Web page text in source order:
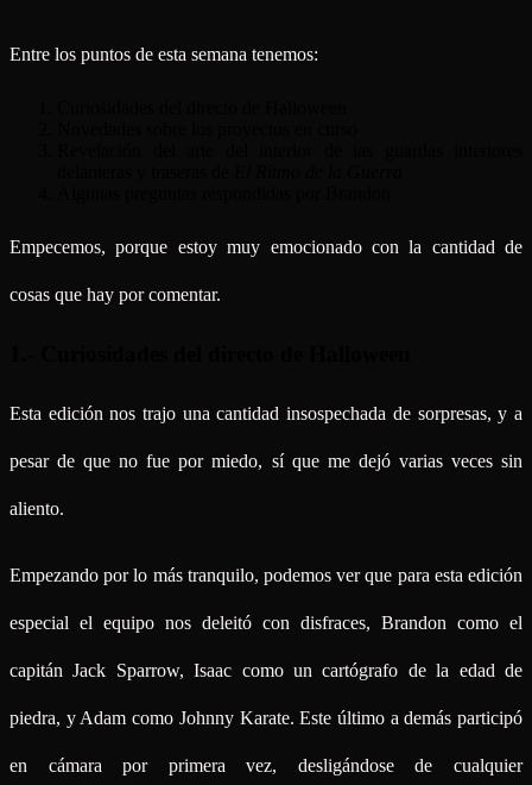
Entre los puntos de esta semana tenemos:
Empecemos, porque estoy muy emocionado con la cantidad de
cosas que hay por comentar.
Esta edición nos trajo una cantidad insospechada de sorpresas, y a
pesar de que no fue por miedo, sí que me dejó varias veces sin
aliento.
Empezando por lo más tranquilo, podemos ver que para esta edición
especial el equipo nos deleitó con disfraces, Brandon como el
capitán Jack Sparrow, Isaac como un cartógrafo de la edad de
piedra, y Adam como Johnny Karate. Este último a demás participó
en cámara por primera vez, desligándose de cualquier